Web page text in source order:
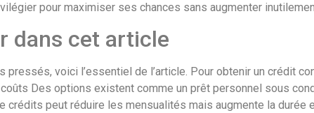
pour maximiser ses chances sans augmenter
dans cet article
pressés, voici l’essentiel de l’article. Pour obtenir un crédit
Des options existent comme un prêt personnel sous
crédits peut réduire les mensualités mais augmente la